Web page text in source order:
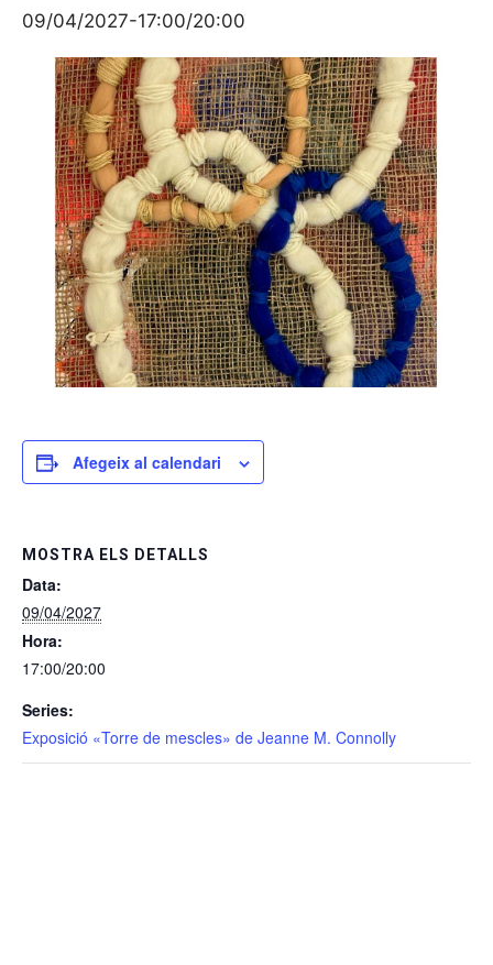
09/04/2027-17:00/20:00
Afegeix al calendari
MOSTRA ELS DETALLS
Data:
09/04/2027
Hora:
17:00/20:00
Series:
Exposició «Torre de mescles» de Jeanne M. Connolly